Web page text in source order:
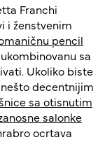
Franchi
i ženstvenim
pencil
sa
Ukoliko biste
decentnijim
sa otisnutim
salonke
ocrtava